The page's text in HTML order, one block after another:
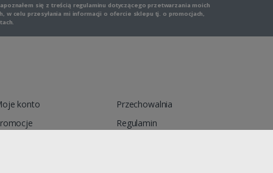
się z treścią regulaminu dotyczącego przetwarzania moich
w celu przesyłania mi informacji o ofercie sklepu tj. o promocjach,
konto
Przechowalnia
Regulamin